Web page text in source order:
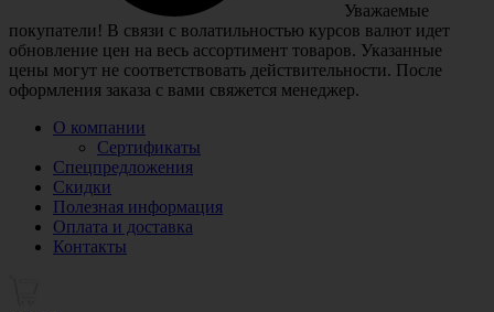
Уважаемые
покупатели! В связи с волатильностью курсов валют идет
обновление цен на весь ассортимент товаров. Указанные
цены могут не соответствовать действительности. После
оформления заказа с вами свяжется менеджер.
О компании
Сертификаты
Спецпредложения
Скидки
Полезная информация
Оплата и доставка
Контакты